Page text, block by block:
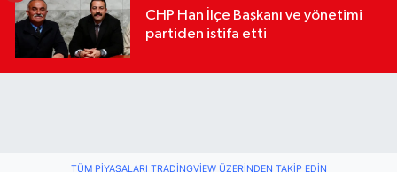
CHP Han İlçe Başkanı ve yönetimi
partiden istifa etti
TÜM PIYASALARI TRADINGVIEW ÜZERINDEN TAKIP EDIN